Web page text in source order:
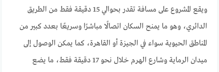
ويقع المشروع على مسافة تقدر بحوالي 15 دقيقة فقط من الطريق
الدائري، وهو ما يمنح السكان اتصالًا مباشرًا وسريعًا بعدد كبير من
المناطق الحيوية سواء في الجيزة أو القاهرة، كما يمكن الوصول إلى
ميدان الرماية وشارع الهرم خلال نحو 17 دقيقة فقط، ما يضع